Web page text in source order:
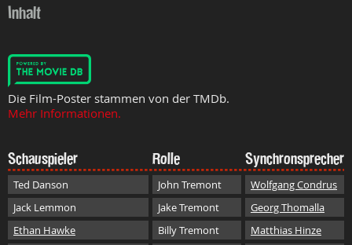
Inhalt
Die Film-Poster stammen von der TMDb.
Mehr Informationen.
Schauspieler Rolle Synchronsprecher
Ted Danson John Tremont
Wolfgang Condrus
Jack Lemmon
Jake Tremont
Georg Thomalla
Ethan Hawke
Billy Tremont
Matthias Hinze